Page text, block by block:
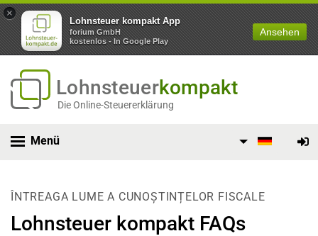
×
Lohnsteuer kompakt App
forium GmbH
kostenlos - In Google Play
Ansehen
Lohnsteuerkompakt
Die Online-Steuererklärung
Menü
ÎNTREAGA LUME A CUNOȘTINȚELOR FISCALE
Lohnsteuer kompakt FAQs